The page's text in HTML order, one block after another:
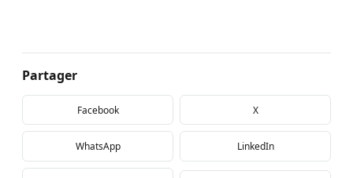
Partager
Facebook X
WhatsApp LinkedIn